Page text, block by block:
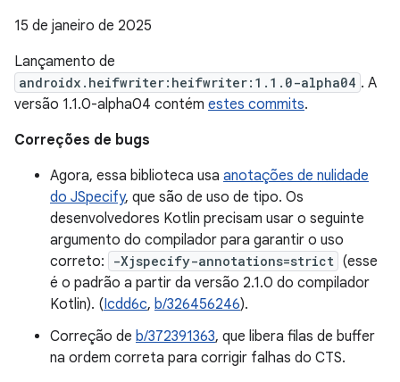
15 de janeiro de 2025
Lançamento de
androidx.heifwriter:heifwriter:1.1.0-alpha04 . A
versão 1.1.0-alpha04 contém estes commits.
Correções de bugs
Agora, essa biblioteca usa anotações de nulidade
do JSpecify, que são de uso de tipo. Os
desenvolvedores Kotlin precisam usar o seguinte
argumento do compilador para garantir o uso
correto:
-Xjspecify-annotations=strict (esse
é o padrão a partir da versão 2.1.0 do compilador
Kotlin). (Icdd6c, b/326456246).
Correção de b/372391363, que libera filas de buffer
na ordem correta para corrigir falhas do CTS.